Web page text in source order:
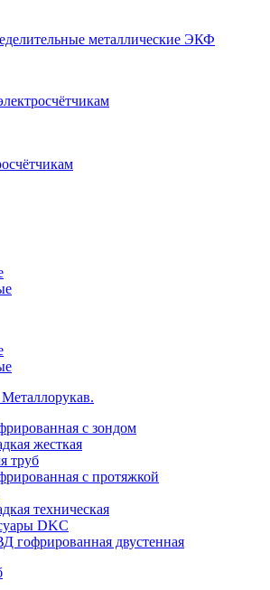
металлические ЭКФ
с зондом
жесткая
труб
с протяжкой
техническая
DKC
двустенная